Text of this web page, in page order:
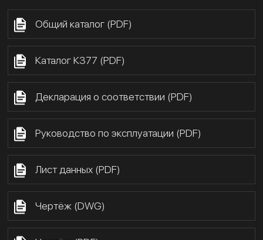
Общий каталог (PDF)
Каталог К377 (PDF)
Декларация о соответствии (PDF)
Руководство по эксплуатации (PDF)
Лист данных (PDF)
Чертёж (DWG)